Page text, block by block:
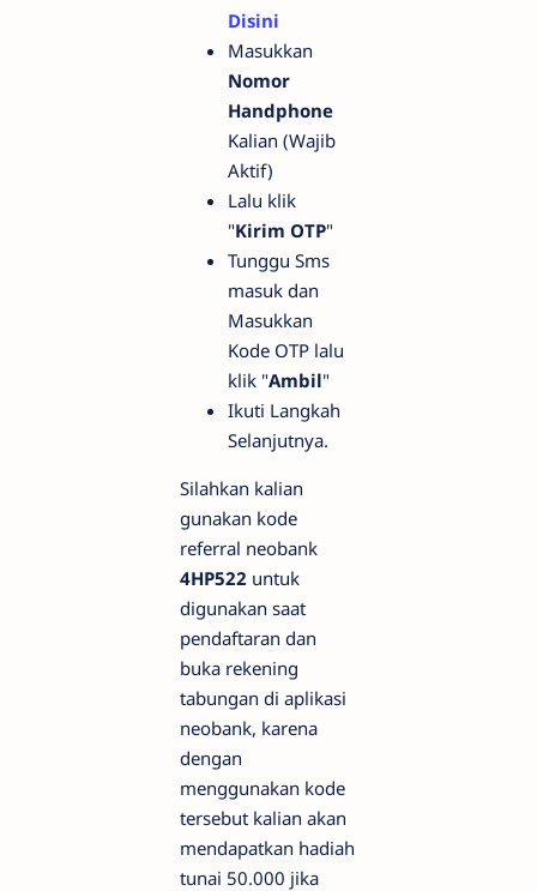
Disini
Masukkan
Nomor
Handphone
Kalian (Wajib
Aktif)
Lalu klik
"Kirim OTP"
Tunggu Sms
masuk dan
Masukkan
Kode OTP lalu
klik "Ambil"
Ikuti Langkah
Selanjutnya.
Silahkan kalian
gunakan kode
referral neobank
4HP522 untuk
digunakan saat
pendaftaran dan
buka rekening
tabungan di aplikasi
neobank, karena
dengan
menggunakan kode
tersebut kalian akan
mendapatkan hadiah
tunai 50.000 jika